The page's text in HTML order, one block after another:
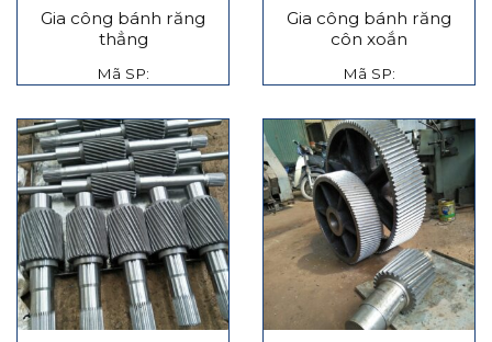
Gia công bánh răng
thẳng
Mã SP:
Gia công bánh răng
côn xoắn
Mã SP: